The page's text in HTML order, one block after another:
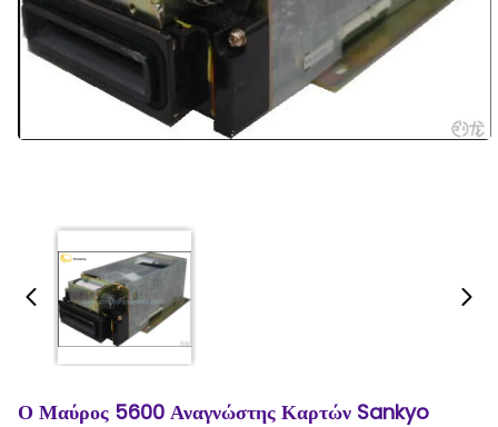
Ο Μαύρος 5600 Αναγνώστης Καρτών Sankyo